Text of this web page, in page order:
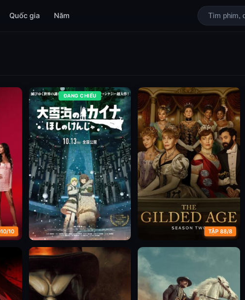
Quốc gia Năm
10
ĐANG CHIẾU
Kaina Của Biển Tuyết Vĩ Đại:
Hiền Triết Sao
TẬP 88/8
Thời Đại Vàng Son (Phần 2)